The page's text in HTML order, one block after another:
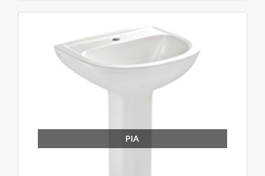
PIA